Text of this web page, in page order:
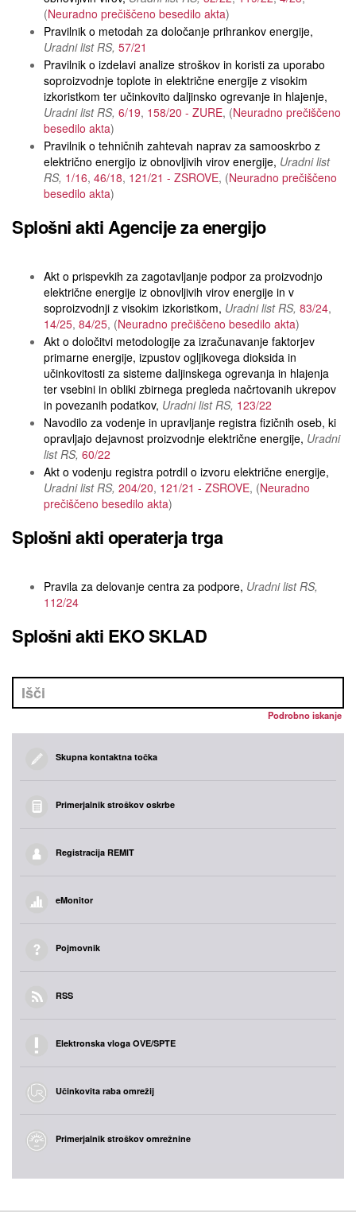
Neuradno prečiščeno besedilo akta
Pravilnik o metodah za določanje prihrankov energije
Uradni list RS 57/21
Pravilnik o izdelavi analize stroškov in koristi za uporabo
soproizvodnje toplote in električne energije z visokim
izkoristkom ter učinkovito daljinsko ogrevanje in hlajenje
Uradni list RS 6/19 158/20 - ZURE
Neuradno prečiščeno
besedilo akta
Pravilnik o tehničnih zahtevah naprav za samooskrbo z
električno energijo iz obnovljivih virov energije Uradni list
RS 1/16 46/18 121/21 - ZSROVE
Neuradno prečiščeno
besedilo akta
Splošni akti Agencije za energijo
Akt o prispevkih za zagotavljanje podpor za proizvodnjo
električne energije iz obnovljivih virov energije in v
soproizvodnji z visokim izkoristkom Uradni list RS 83/24
14/25 84/25
Neuradno prečiščeno besedilo akta
Akt o določitvi metodologije za izračunavanje faktorjev
primarne energije, izpustov ogljikovega dioksida in
učinkovitosti za sisteme daljinskega ogrevanja in hlajenja
ter vsebini in obliki zbirnega pregleda načrtovanih ukrepov
in povezanih podatkov Uradni list RS 123/22
Navodilo za vodenje in upravljanje registra fizičnih oseb, ki
opravljajo dejavnost proizvodnje električne energije Uradni
list RS 60/22
Akt o vodenju registra potrdil o izvoru električne energije
Uradni list RS 204/20 121/21 - ZSROVE
Neuradno
prečiščeno besedilo akta
Splošni akti operaterja trga
Pravila za delovanje centra za podpore Uradni list RS
112/24
Splošni akti EKO SKLAD
Podrobno iskanje
Skupna kontaktna točka
Primerjalnik stroškov oskrbe
Registracija REMIT
eMonitor
Pojmovnik
RSS
Elektronska vloga OVE/SPTE
Učinkovita raba omrežij
Primerjalnik stroškov omrežnine